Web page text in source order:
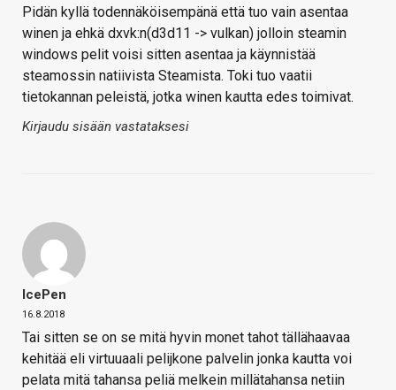
Pidän kyllä todennäköisempänä että tuo vain asentaa
winen ja ehkä dxvk:n(d3d11 -> vulkan) jolloin steamin
windows pelit voisi sitten asentaa ja käynnistää
steamossin natiivista Steamista. Toki tuo vaatii
tietokannan peleistä, jotka winen kautta edes toimivat.
Kirjaudu sisään vastataksesi
IcePen
16.8.2018
Tai sitten se on se mitä hyvin monet tahot tällähaavaa
kehitää eli virtuuaali pelijkone palvelin jonka kautta voi
pelata mitä tahansa peliä melkein millätahansa netiin